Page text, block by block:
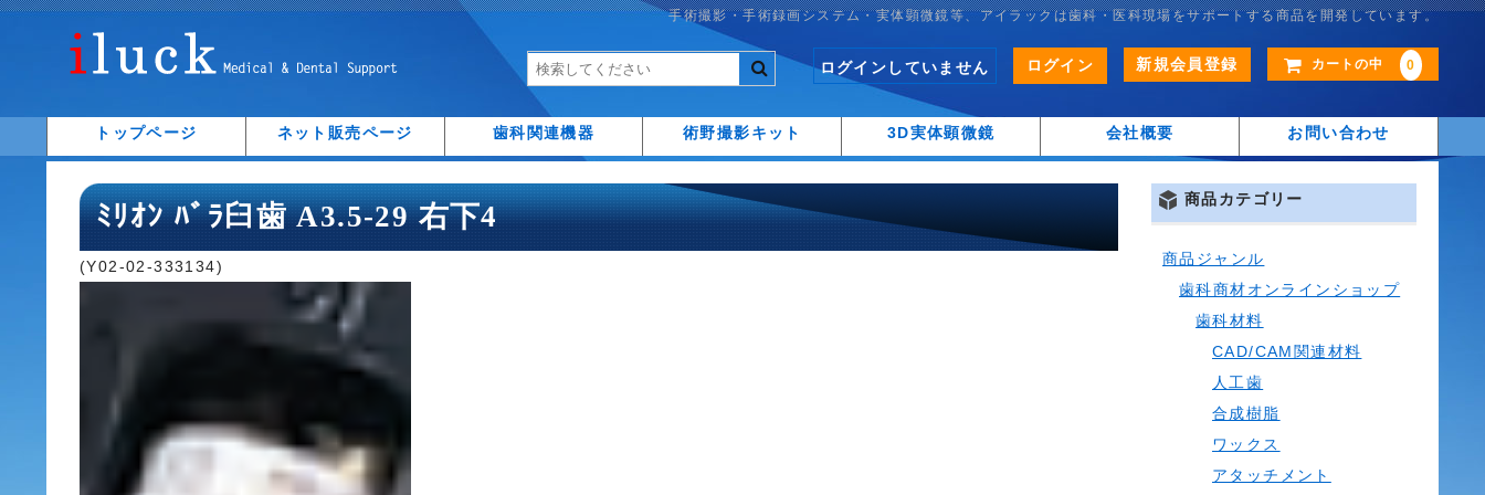
手術撮影・手術録画システム・実体顕微鏡等、アイラックは歯科・医科現場をサポートする商品を開発しています。
カートの中 0
ログインしていません ログイン 新規会員登録
トップページ ネット販売ページ 歯科関連機器 術野撮影キット 3D実体顕微鏡 会社概要 お問い合わせ
ﾐﾘｵﾝ ﾊﾞﾗ臼歯 A3.5-29 右下4
(Y02-02-333134)
商品カテゴリー
商品ジャンル
歯科商材オンラインショップ
歯科材料
CAD/CAM関連材料
人工歯
合成樹脂
ワックス
アタッチメント